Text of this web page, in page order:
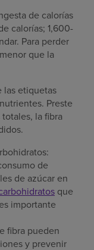
de calorías
calorías; 1,600-
Para perder
que la
las etiquetas
Preste
la fibra
de
de azúcar en
que
importante
fibra pueden
y prevenir